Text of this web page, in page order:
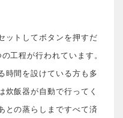
ットしてボタンを押すだ
工程が行われています。
時間を設けている方も多
炊飯器が自動で行ってく
との蒸らしまですべて済